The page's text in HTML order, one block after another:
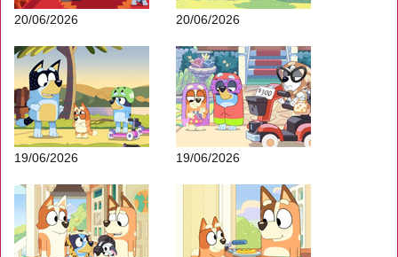
20/06/2026 20/06/2026
19/06/2026 19/06/2026